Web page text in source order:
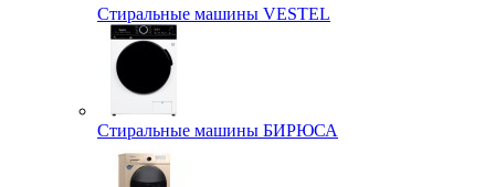
Стиральные машины VESTEL
Стиральные машины БИРЮСА